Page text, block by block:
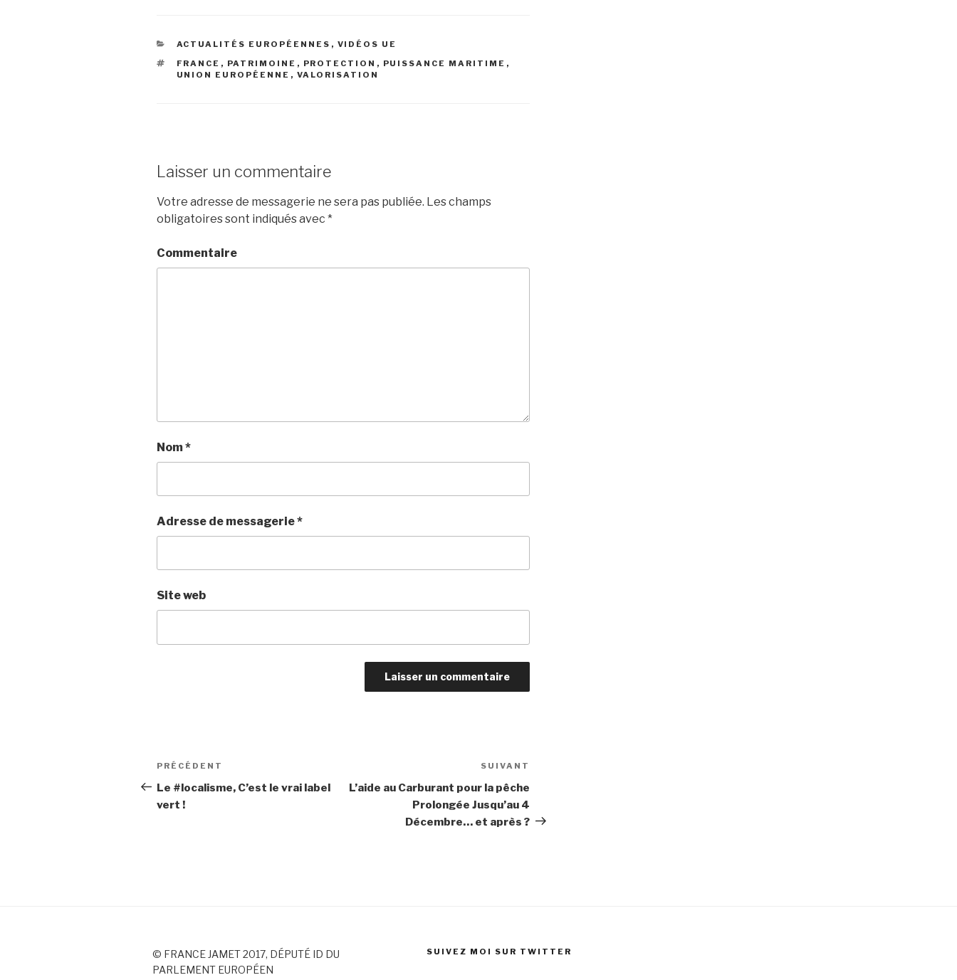
CATÉGORIES
ACTUALITÉS EUROPÉENNES , VIDÉOS UE
ÉTIQUETTES
FRANCE , PATRIMOINE , PROTECTION , PUISSANCE MARITIME ,
UNION EUROPÉENNE , VALORISATION
Laisser un commentaire
Votre adresse de messagerie ne sera pas publiée. Les champs
obligatoires sont indiqués avec *
Commentaire
Nom*
Adresse de messagerie*
Site web
Navigation
de
l’article
Article
précédent
PRÉCÉDENT
Le #localisme, C’est le vrai label
vert !
SUIVANT
L’aide au Carburant pour la pêche
Prolongée Jusqu’au 4
Décembre… et après ?
© FRANCE JAMET 2017, DÉPUTÉ ID DU
PARLEMENT EUROPÉEN
SUIVEZ MOI SUR TWITTER